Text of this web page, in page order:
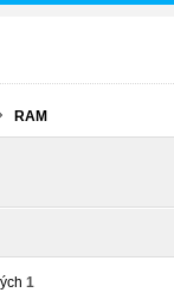
RAM
1